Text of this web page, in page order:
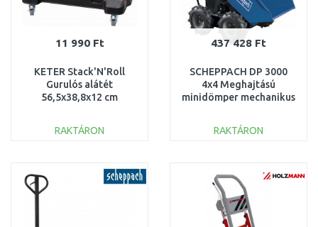
11 990 Ft
KETER Stack'N'Roll
Gurulós alátét
56,5x38,8x12 cm
RAKTÁRON
Összehasonlítás
437 428 Ft
SCHEPPACH DP 3000
4x4 Meghajtású
minidömper mechanikus
5908802903
RAKTÁRON
Összehasonlítás